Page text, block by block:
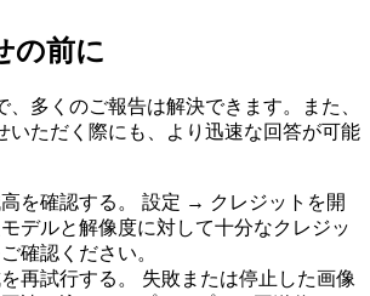
の前に
、多くのご報告は解決できます。また、
いただく際にも、より迅速な回答が可能
を確認する。
設定 → クレジットを開
デルと解像度に対して十分なクレジッ
確認ください。
再試行する。
失敗または停止した画像